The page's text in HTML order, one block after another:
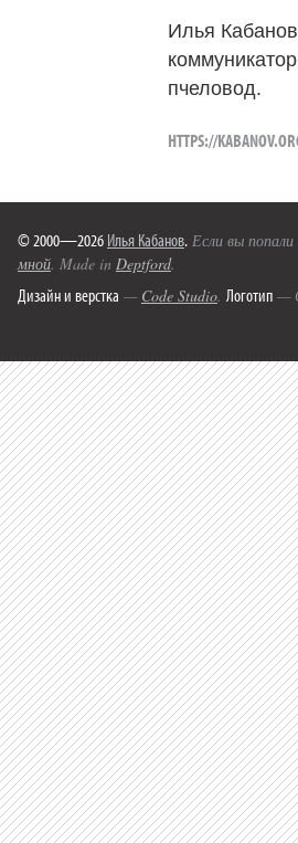
Илья
пчеловод.
HTTPS://
© 2000—2026 Илья Кабанов. Если вы
мной. Made in Deptford.
Дизайн и верстка — Code Studio. Логотип —